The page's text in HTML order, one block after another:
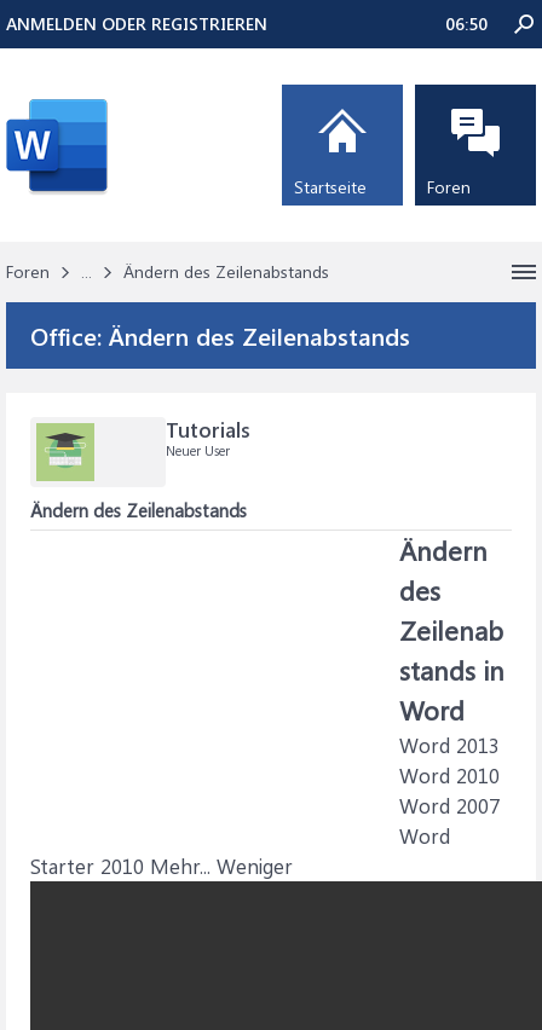
Foren ... Ändern des Zeilenabstands
Office: Ändern des Zeilenabstands
Tutorials
Neuer User
Ändern des Zeilenabstands
Ändern
des
Zeilenab
stands in
Word
Word 2013
Word 2010
Word 2007
Word
Starter 2010 Mehr... Weniger
ANMELDEN ODER REGISTRIEREN 06:50
Startseite Foren